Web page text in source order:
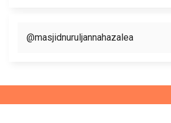
@masjidnuruljannahazalea